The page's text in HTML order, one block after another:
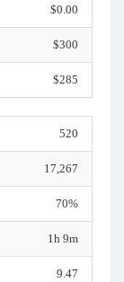
$0.00
$300
$285
520
17,267
70%
1h 9m
9.47